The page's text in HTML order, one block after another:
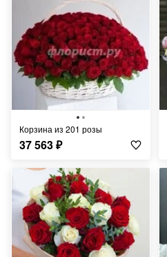
Корзина из 201 розы
37 563₽